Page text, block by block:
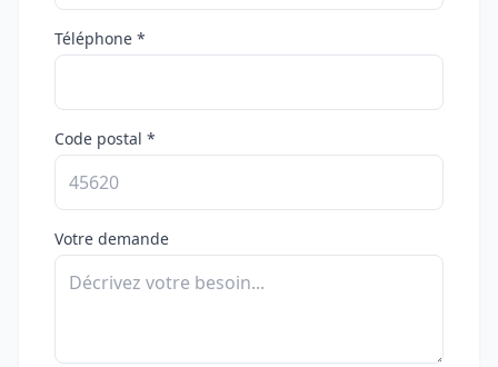
Téléphone *
Code postal *
Votre demande